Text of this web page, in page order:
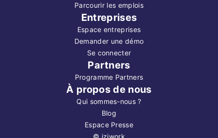
Parcourir les emplois
Entreprises
Espace entreprises
Demander une démo
Se connecter
Partners
Programme Partners
À propos de nous
Qui sommes-nous ?
Blog
Espace Presse
© iziwork